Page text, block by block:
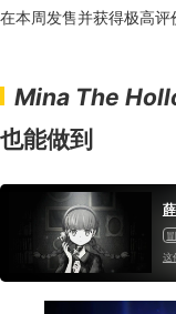
在本周发售并获得极高评
Mina The
也能做到
这